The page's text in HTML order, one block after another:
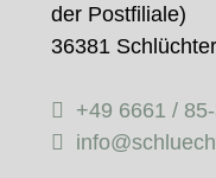
der Postfiliale)
36381
+49 6661 /